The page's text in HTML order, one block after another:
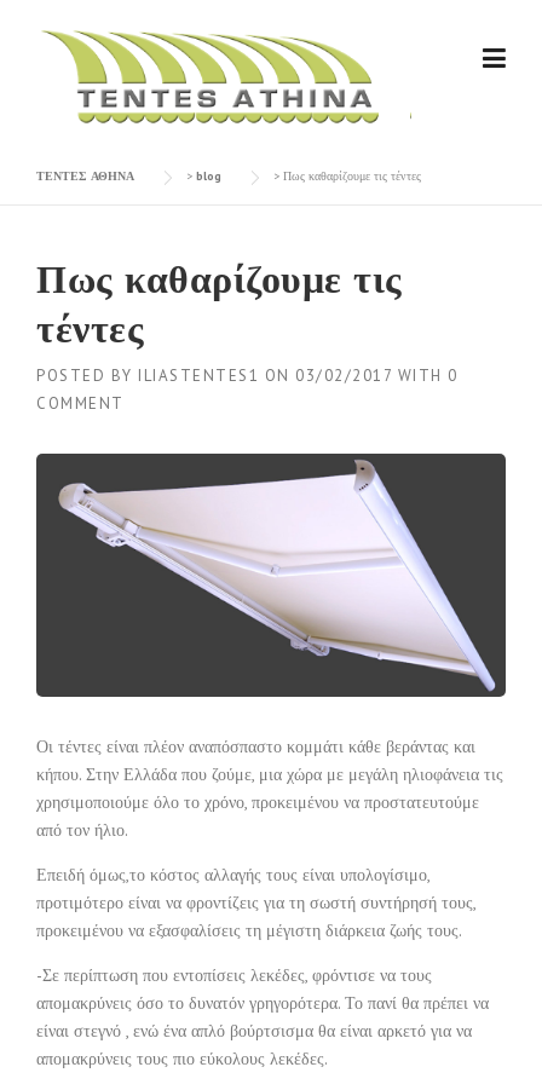
ΤΕΝΤΕΣ ΑΘΗΝΑ > blog > Πως καθαρίζουμε τις τέντες
Πως καθαρίζουμε τις
τέντες
POSTED BY ILIASTENTES1 ON 03/02/2017 WITH 0
COMMENT
Οι τέντες είναι πλέον αναπόσπαστο κομμάτι κάθε βεράντας και
κήπου. Στην Ελλάδα που ζούμε, μια χώρα με μεγάλη ηλιοφάνεια τις
χρησιμοποιούμε όλο το χρόνο, προκειμένου να προστατευτούμε
από τον ήλιο.
Επειδή όμως,το κόστος αλλαγής τους είναι υπολογίσιμο,
προτιμότερο είναι να φροντίζεις για τη σωστή συντήρησή τους,
προκειμένου να εξασφαλίσεις τη μέγιστη διάρκεια ζωής τους.
-Σε περίπτωση που εντοπίσεις λεκέδες, φρόντισε να τους
απομακρύνεις όσο το δυνατόν γρηγορότερα. Το πανί θα πρέπει να
είναι στεγνό , ενώ ένα απλό βούρτσισμα θα είναι αρκετό για να
απομακρύνεις τους πιο εύκολους λεκέδες.